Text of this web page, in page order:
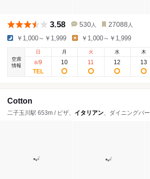
3.58 530 人 27088 人
￥1,000～￥1,999 ￥1,000～￥1,999
空席
情報
日
8/9
月
10
火
11
水
12
木
13
Cotton
二子玉川駅 653m / ピザ、 イタリアン、ダイニングバー